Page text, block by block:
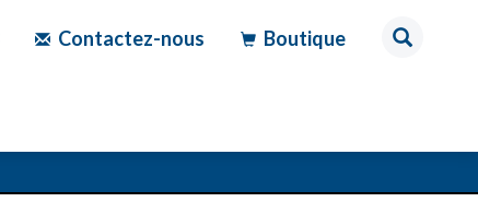
Contactez-nous Boutique